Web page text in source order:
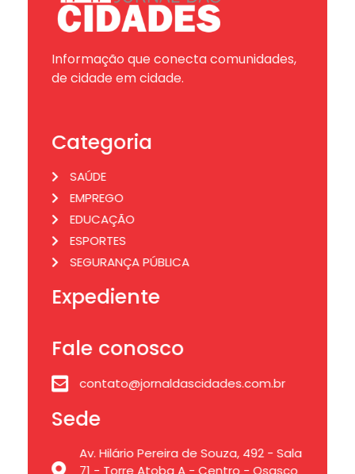
Informação que conecta comunidades,
de cidade em cidade.
Categoria
SAÚDE
EMPREGO
EDUCAÇÃO
ESPORTES
SEGURANÇA PÚBLICA
Expediente
Fale conosco
contato@jornaldascidades.com.br
Sede
Av. Hilário Pereira de Souza, 492 - Sala
71 - Torre Atoba A - Centro - Osasco